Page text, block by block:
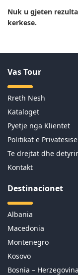
Nuk u gjeten
kerkese.
Vas Tour
Rreth Nesh
Kataloget
Pyetje nga Klientet
Politikat e Privatesise
Te drejtat dhe
Kontakt
Destinacionet
Albania
Macedonia
Montenegro
Kosovo
Bosnia – Herzegovina